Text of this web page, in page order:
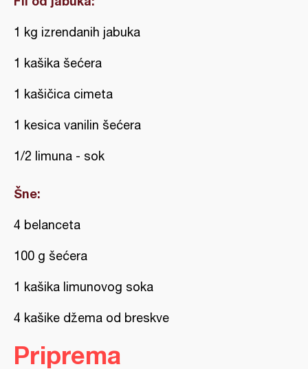
1 kg izrendanih jabuka
1 kašika šećera
1 kašičica cimeta
1 kesica vanilin šećera
1/2 limuna - sok
Šne:
4 belanceta
100 g šećera
1 kašika limunovog soka
4 kašike džema od breskve
Priprema